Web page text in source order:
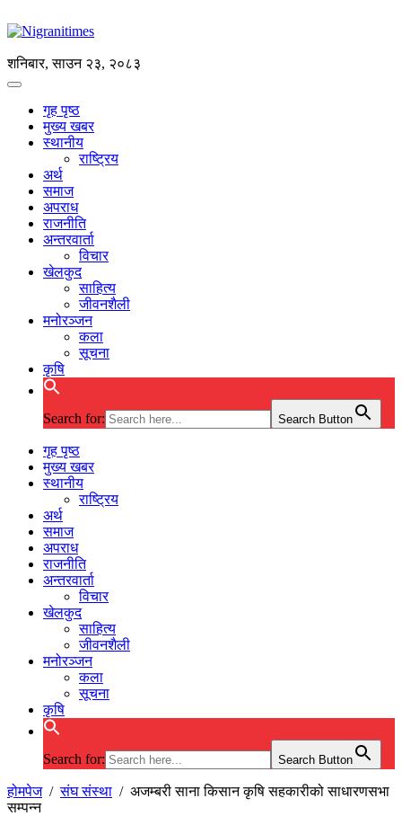
शनिबार, साउन २३, २०८३
गृह पृष्ठ
मुख्य खबर
स्थानीय
राष्ट्रिय
अर्थ
समाज
अपराध
राजनीति
अन्तरवार्ता
विचार
खेलकुद
साहित्य
जीवनशैली
मनोरञ्जन
कला
सूचना
कृषि
Search for: Search Button
गृह पृष्ठ
मुख्य खबर
स्थानीय
राष्ट्रिय
अर्थ
समाज
अपराध
राजनीति
अन्तरवार्ता
विचार
खेलकुद
साहित्य
जीवनशैली
मनोरञ्जन
कला
सूचना
कृषि
Search for: Search Button
होमपेज/संघ संस्था / अजम्बरी साना किसान कृषि सहकारीको साधारणसभा
सम्पन्न